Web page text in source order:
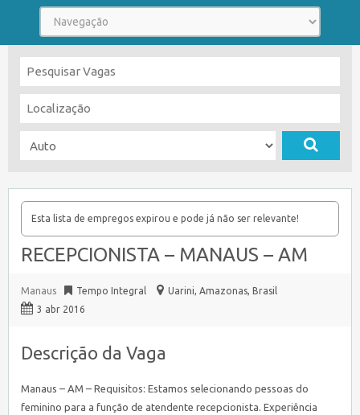
Esta lista de empregos expirou e pode já não ser relevante!
RECEPCIONISTA – MANAUS – AM
Manaus Tempo Integral Uarini, Amazonas, Brasil
3 abr 2016
Descrição da Vaga
Manaus – AM – Requisitos: Estamos selecionando pessoas do
feminino para a função de atendente recepcionista. Experiência